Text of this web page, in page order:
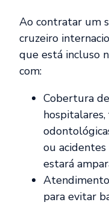
Ao contratar um
cruzeiro
que está incluso
com:
Cobertura
ou
estará
para evitar